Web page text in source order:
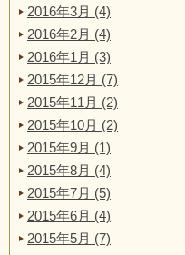
2016年3月 (4)
2016年2月 (4)
2016年1月 (3)
2015年12月 (7)
2015年11月 (2)
2015年10月 (2)
2015年9月 (1)
2015年8月 (4)
2015年7月 (5)
2015年6月 (4)
2015年5月 (7)